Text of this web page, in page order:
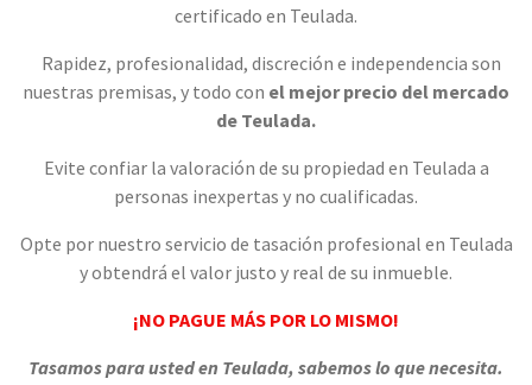
certificado en Teulada.
Rapidez, profesionalidad, discreción e independencia son
nuestras premisas, y todo con el mejor precio del mercado
de Teulada.
Evite confiar la valoración de su propiedad en Teulada a
personas inexpertas y no cualificadas.
Opte por nuestro servicio de tasación profesional en Teulada
y obtendrá el valor justo y real de su inmueble.
¡NO PAGUE MÁS POR LO MISMO!
Tasamos para usted en Teulada, sabemos lo que necesita.